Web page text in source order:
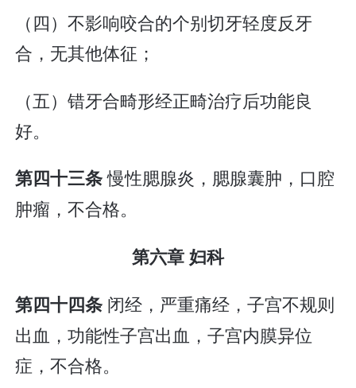
（四）不影响咬合的个别切牙轻度反牙
合，无其他体征；
（五）错牙合畸形经正畸治疗后功能良
好。
第四十三条慢性腮腺炎，腮腺囊肿，口腔
肿瘤，不合格。
第六章 妇科
第四十四条 闭经，严重痛经，子宫不规则
出血，功能性子宫出血，子宫内膜异位
症，不合格。